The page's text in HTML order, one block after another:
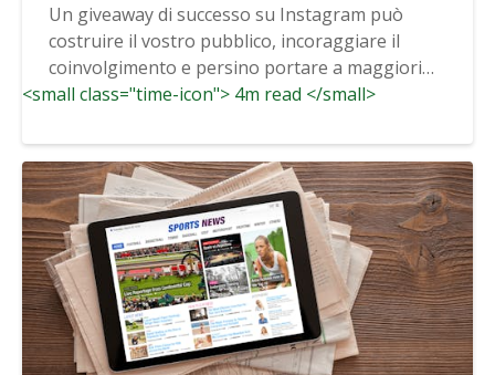
Un giveaway di successo su Instagram può
costruire il vostro pubblico, incoraggiare il
coinvolgimento e persino portare a maggiori
vendite...
<small class="time-icon"> 4m read </small>